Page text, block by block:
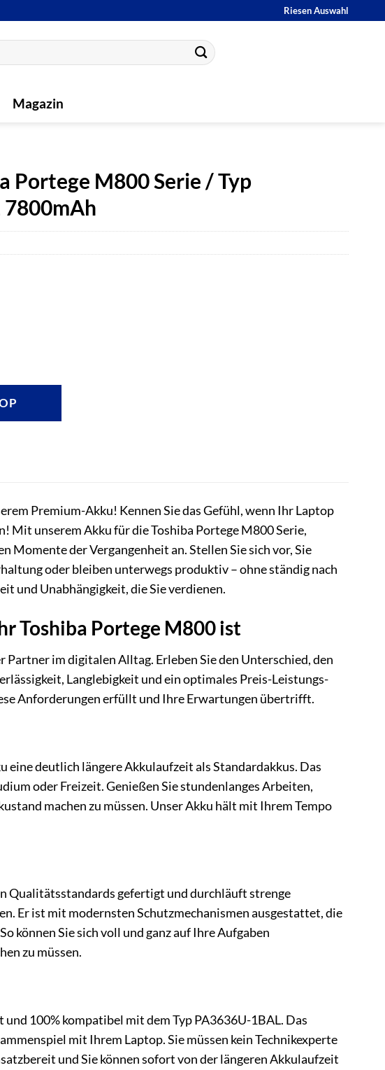
Riesen Auswahl
Magazin
Portege M800 Serie / Typ
Premium-Akku! Kennen Sie das Gefühl, wenn Ihr Laptop
Mit unserem Akku für die Toshiba Portege M800 Serie,
Momente der Vergangenheit an. Stellen Sie sich vor, Sie
oder bleiben unterwegs produktiv – ohne ständig nach
und Unabhängigkeit, die Sie verdienen.
Toshiba Portege M800 ist
im digitalen Alltag. Erleben Sie den Unterschied, den
Langlebigkeit und ein optimales Preis-Leistungs-
Anforderungen erfüllt und Ihre Erwartungen übertrifft.
deutlich längere Akkulaufzeit als Standardakkus. Das
oder Freizeit. Genießen Sie stundenlanges Arbeiten,
machen zu müssen. Unser Akku hält mit Ihrem Tempo
Qualitätsstandards gefertigt und durchläuft strenge
Er ist mit modernsten Schutzmechanismen ausgestattet, die
können Sie sich voll und ganz auf Ihre Aufgaben
zu müssen.
100% kompatibel mit dem Typ PA3636U-1BAL. Das
mit Ihrem Laptop. Sie müssen kein Technikexperte
und Sie können sofort von der längeren Akkulaufzeit